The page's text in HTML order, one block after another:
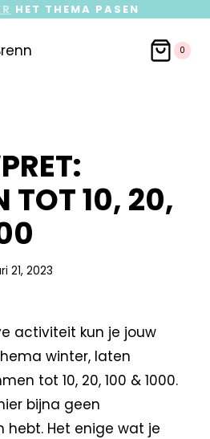
HET THEMA PASEN
0
TOT 10, 20,
21, 2023
activiteit kun je jouw
winter, laten
tot 10, 20, 100 & 1000.
bijna geen
hebt. Het enige wat je